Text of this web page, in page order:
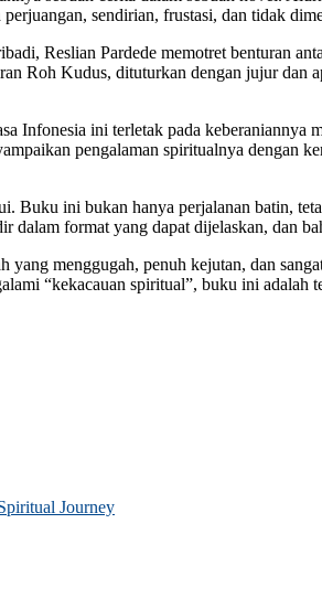
sendirian, frustasi, dan tidak
Reslian Pardede memotret benturan
Roh Kudus, dituturkan dengan jujur
Infonesia ini terletak pada
pengalaman spiritualnya dengan
Buku ini bukan hanya perjalanan batin,
dalam format yang dapat dijelaskan, dan
yang menggugah, penuh kejutan, dan
“kekacauan spiritual”, buku ini adalah
Journey